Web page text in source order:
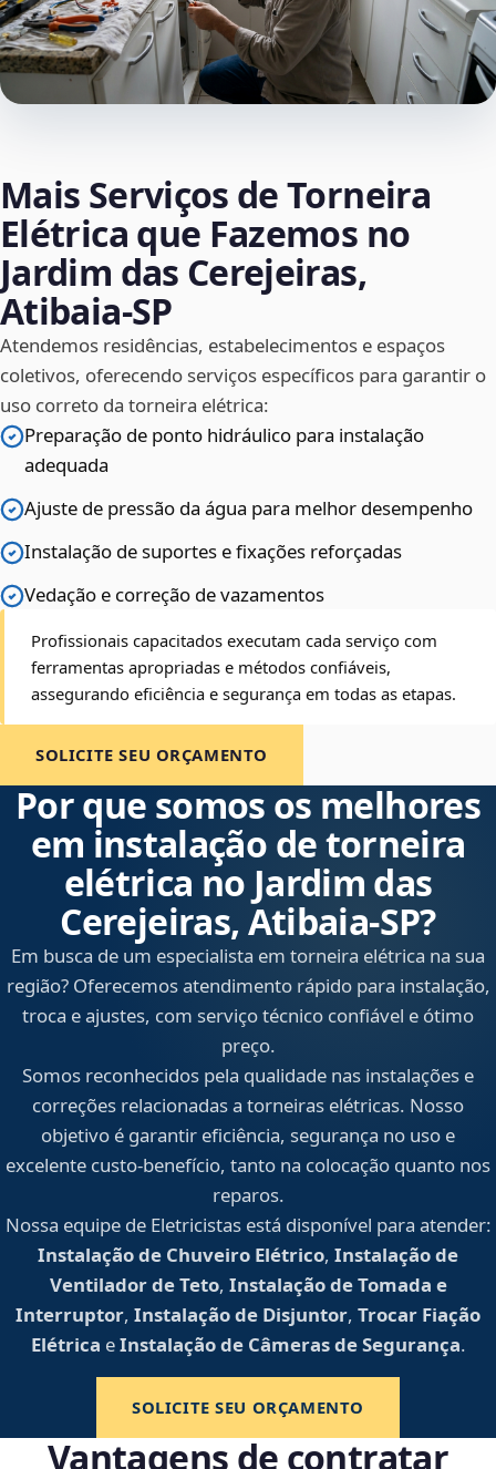
Mais Serviços de Torneira
Elétrica que Fazemos no
Jardim das Cerejeiras,
Atibaia‑SP
Atendemos residências, estabelecimentos e espaços
coletivos, oferecendo serviços específicos para garantir o
uso correto da torneira elétrica:
Preparação de ponto hidráulico para instalação
adequada
Ajuste de pressão da água para melhor desempenho
Instalação de suportes e fixações reforçadas
Vedação e correção de vazamentos
Profissionais capacitados executam cada serviço com
ferramentas apropriadas e métodos confiáveis,
assegurando eficiência e segurança em todas as etapas.
SOLICITE SEU ORÇAMENTO
Por que somos os melhores
em instalação de torneira
elétrica no Jardim das
Cerejeiras, Atibaia‑SP?
Em busca de um especialista em torneira elétrica na sua
região? Oferecemos atendimento rápido para instalação,
troca e ajustes, com serviço técnico confiável e ótimo
preço.
Somos reconhecidos pela qualidade nas instalações e
correções relacionadas a torneiras elétricas. Nosso
objetivo é garantir eficiência, segurança no uso e
excelente custo-benefício, tanto na colocação quanto nos
reparos.
Nossa equipe de Eletricistas está disponível para atender:
Instalação de Chuveiro Elétrico, Instalação de
Ventilador de Teto, Instalação de Tomada e
Interruptor, Instalação de Disjuntor, Trocar Fiação
Elétrica eInstalação de Câmeras de Segurança.
SOLICITE SEU ORÇAMENTO
Vantagens de contratar